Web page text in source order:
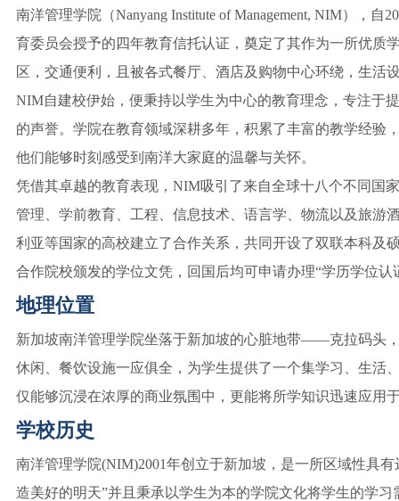
南洋管理学院（Nanyang Institute of Management, NIM），
育委员会授予的四年教育信托认证，奠定了其作为一所优质
区，交通便利，且被各式餐厅、酒店及购物中心环绕，生活
NIM自建校伊始，便秉持以学生为中心的教育理念，专注于
的声誉。学院在教育领域深耕多年，积累了丰富的教学经验
他们能够时刻感受到南洋大家庭的温馨与关怀。
凭借其卓越的教育表现，NIM吸引了来自全球十八个不同国
管理、学前教育、工程、信息技术、语言学、物流以及旅游
利亚等国家的高校建立了合作关系，共同开设了双联本科及
合作院校颁发的学位文凭，回国后均可申请办理“学历学位认
地理位置
新加坡南洋管理学院坐落于新加坡的心脏地带——克拉码头
休闲、餐饮设施一应俱全，为学生提供了一个集学习、生活
仅能够沉浸在浓厚的商业氛围中，更能将所学知识迅速应用
学校历史
南洋管理学院(NIM)2001年创立于新加坡，是一所区域性具
造美好的明天”并且秉承以学生为本的学院文化将学生的学习